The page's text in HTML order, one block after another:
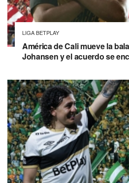
LIGA BETPLAY
América de Cali mueve la
Johansen y el acuerdo se